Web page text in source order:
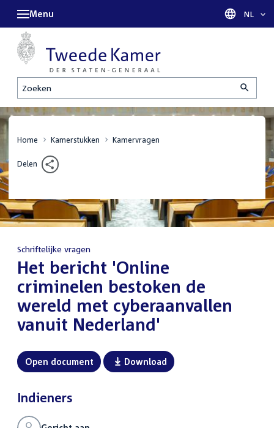
Zoeken
Menu Taal
NL
Home Kamerstukken Kamervragen
Delen
Schriftelijke vragen
:Het bericht 'Online
criminelen bestoken de
wereld met cyberaanvallen
vanuit Nederland'
Open document Download
Indieners